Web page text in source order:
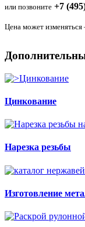
или позвоните +7
Цена может
Цинкование
Нарезка резьбы
Изготовление